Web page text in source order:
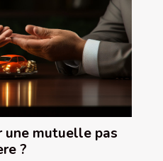
une mutuelle pas
?